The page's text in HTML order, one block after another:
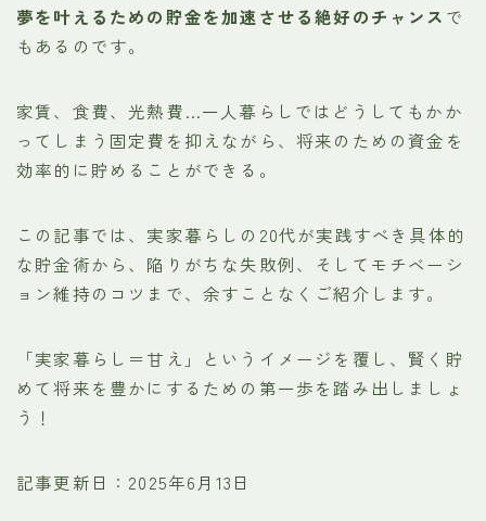
夢を叶えるための貯金を加速させる絶好のチャンス で
もあるのです。
家賃、食費、光熱費…一人暮らしではどうしてもかか
ってしまう固定費を抑えながら、将来のための資金を
効率的に貯めることができる。
この記事では、実家暮らしの20代が実践すべき具体的
な貯金術から、陥りがちな失敗例、そしてモチベーシ
ョン維持のコツまで、余すことなくご紹介します。
「実家暮らし＝甘え」というイメージを覆し、賢く貯
めて将来を豊かにするための第一歩を踏み出しましょ
う！
記事更新日：2025年6月13日